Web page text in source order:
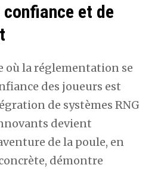
et de
où la réglementation se
des joueurs est
de systèmes RNG
devient
de la poule, en
démontre